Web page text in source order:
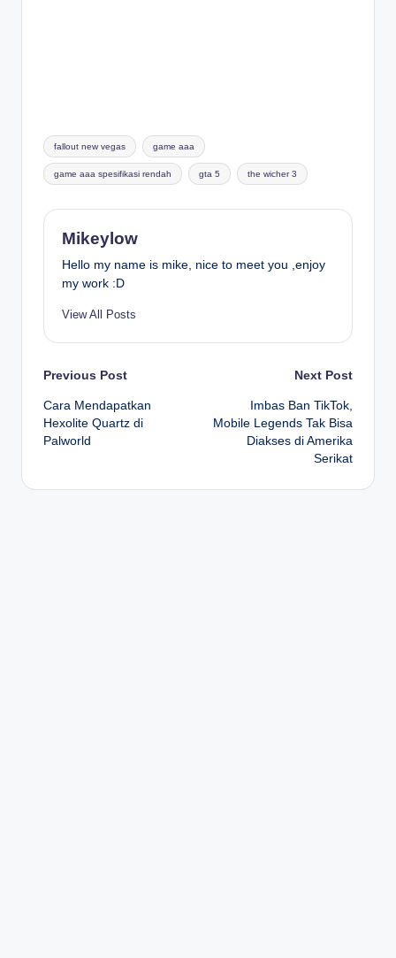
Tags:
fallout new vegas game aaa
game aaa spesifikasi rendah gta 5 the wicher 3
Mikeylow
Hello my name is mike, nice to meet you ,enjoy
my work :D
View All Posts
Post
navigation
Previous Post
Cara Mendapatkan
Hexolite Quartz di
Palworld
Next Post
Imbas Ban TikTok,
Mobile Legends Tak Bisa
Diakses di Amerika
Serikat